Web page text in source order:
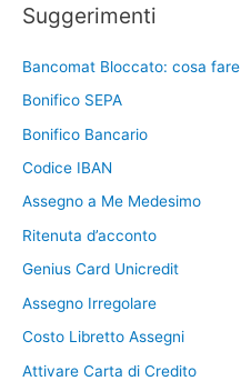
Suggerimenti
Bancomat Bloccato: cosa fare
Bonifico SEPA
Bonifico Bancario
Codice IBAN
Assegno a Me Medesimo
Ritenuta d’acconto
Genius Card Unicredit
Assegno Irregolare
Costo Libretto Assegni
Attivare Carta di Credito